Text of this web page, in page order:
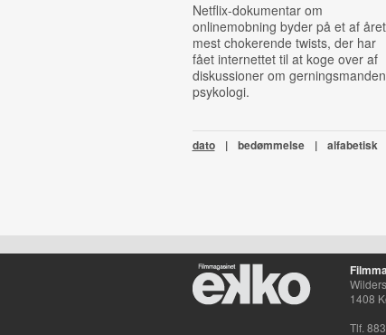
Netflix-dokumentar om
onlinemobning byder på et af
mest chokerende twists, der har
fået internettet til at koge over af
diskussioner om
psykologi.
dato | bedømmelse | alfabetisk
1408
Tlf.